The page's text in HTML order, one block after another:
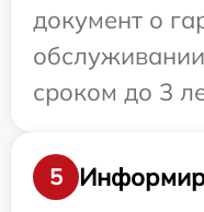
документ о
обслуживании
сроком до 3
5